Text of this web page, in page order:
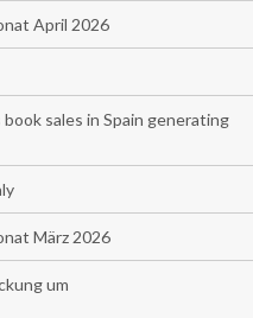
April 2026
sales in Spain generating
März 2026
um